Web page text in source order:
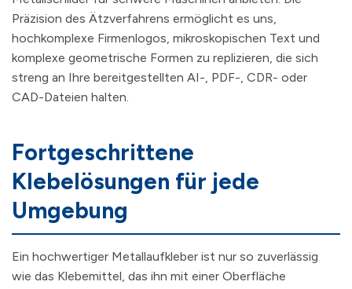
Präzision des Ätzverfahrens ermöglicht es uns,
hochkomplexe Firmenlogos, mikroskopischen Text und
komplexe geometrische Formen zu replizieren, die sich
streng an Ihre bereitgestellten AI-, PDF-, CDR- oder
CAD-Dateien halten.
Fortgeschrittene
Klebelösungen für jede
Umgebung
Ein hochwertiger Metallaufkleber ist nur so zuverlässig
wie das Klebemittel, das ihn mit einer Oberfläche